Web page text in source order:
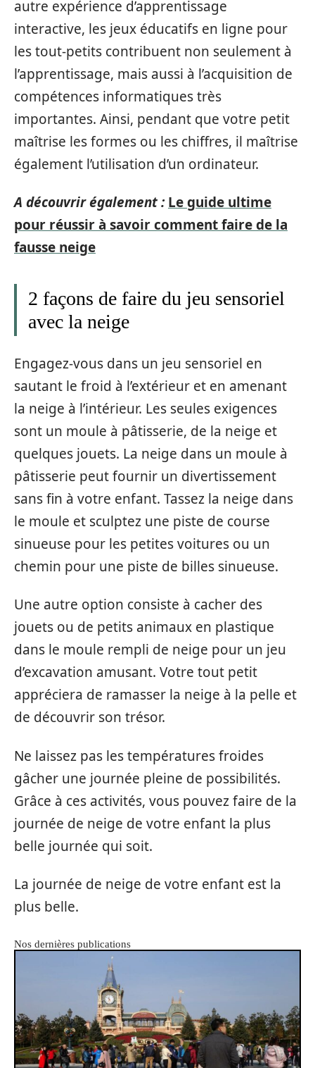
autre expérience d’apprentissage
interactive, les jeux éducatifs en ligne pour
les tout-petits contribuent non seulement à
l’apprentissage, mais aussi à l’acquisition de
compétences informatiques très
importantes. Ainsi, pendant que votre petit
maîtrise les formes ou les chiffres, il maîtrise
également l’utilisation d’un ordinateur.
A découvrir également : Le guide ultime
pour réussir à savoir comment faire de la
fausse neige
2 façons de faire du jeu sensoriel
avec la neige
Engagez-vous dans un jeu sensoriel en
sautant le froid à l’extérieur et en amenant
la neige à l’intérieur. Les seules exigences
sont un moule à pâtisserie, de la neige et
quelques jouets. La neige dans un moule à
pâtisserie peut fournir un divertissement
sans fin à votre enfant. Tassez la neige dans
le moule et sculptez une piste de course
sinueuse pour les petites voitures ou un
chemin pour une piste de billes sinueuse.
Une autre option consiste à cacher des
jouets ou de petits animaux en plastique
dans le moule rempli de neige pour un jeu
d’excavation amusant. Votre tout petit
appréciera de ramasser la neige à la pelle et
de découvrir son trésor.
Ne laissez pas les températures froides
gâcher une journée pleine de possibilités.
Grâce à ces activités, vous pouvez faire de la
journée de neige de votre enfant la plus
belle journée qui soit.
La journée de neige de votre enfant est la
plus belle.
Nos dernières publications